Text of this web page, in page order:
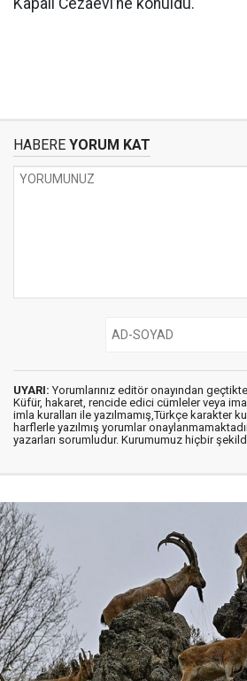
Kapalı Cezaevi’ne konuldu.
HABERE YORUM KAT
UYARI: Yorumlarınız editör onayından
Küfür, hakaret, rencide edici cümleler veya
imla kuralları ile yazılmamış,Türkçe karakter
harflerle yazılmış yorumlar
yazarları sorumludur. Kurumumuz hiçbir